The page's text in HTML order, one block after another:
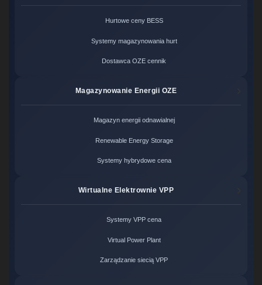
Hurtowe ceny BESS
Systemy magazynowania hurt
Dostawca OZE cennik
Magazynowanie Energii OZE
Magazyn energii odnawialnej
Renewable Energy Storage
Systemy hybrydowe cena
Wirtualne Elektrownie VPP
Systemy VPP cena
Virtual Power Plant
Zarządzanie siecią VPP